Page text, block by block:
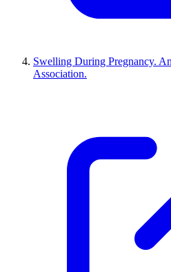
Swelling During Pregnancy.
Association.